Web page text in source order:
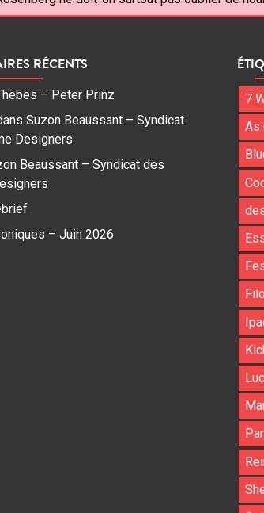
RÉCENTS
– Peter Prinz
Suzon Beaussant – Syndicat
Designers
Beaussant – Syndicat des
– Juin 2026
7
As